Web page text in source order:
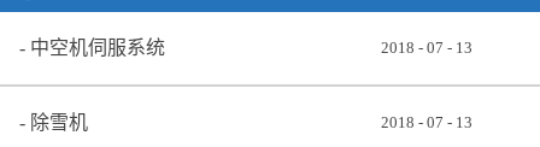
中空机伺服系统 2018 - 07 - 13
除雪机 2018 - 07 - 13